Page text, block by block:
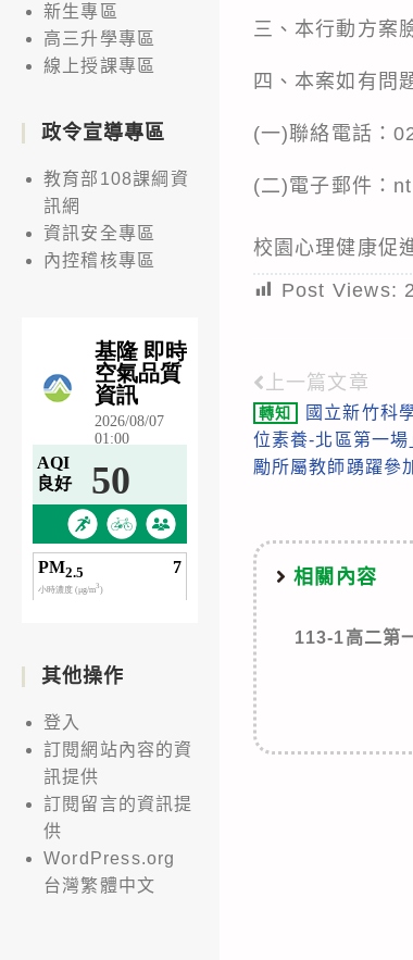
三、本行動方案
四、本案如有問
(一)聯絡電話：
(二)電子郵件：
校園心理健康促
Post Views:
Read
more
articles
上一篇文章
轉知
國立新竹科
位素養-北區第一
勵所屬教師踴躍參
相關內容
113-1高二第
新生專區
高三升學專區
線上授課專區
政令宣導專區
教育部108課綱資
訊網
資訊安全專區
內控稽核專區
其他操作
登入
訂閱網站內容的資
訊提供
訂閱留言的資訊提
供
WordPress.org
台灣繁體中文